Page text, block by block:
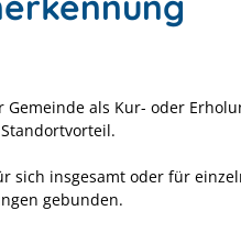
als Kur- oder
sich insgesamt oder für
gebunden.